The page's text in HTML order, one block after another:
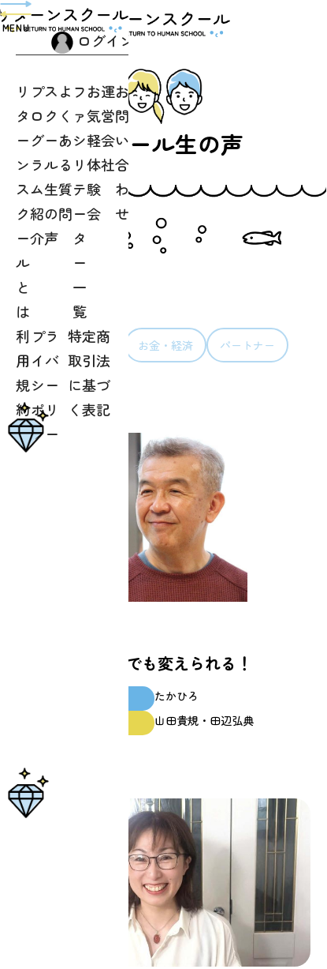
toggle
navigation
MENU
ログイン
リ
タ
ー
ン
ス
ク
ー
ル
と
は
プ
ロ
グ
ラ
ム
紹
介
ス
ク
ー
ル
生
の
声
よ
く
あ
る
質
問
フ
ァ
シ
リ
テ
ー
タ
ー
一
覧
お
気
軽
体
験
会
運
営
会
社
お
問
い
合
わ
せ
利
用
規
約
プラ
イバ
シー
ポリ
シー
特定商
取引法
に基づ
く表記
スクール生の声
カテゴリ
すべて 仕事 お金・経済
パートナー
家族
健康
人生は何歳からでも変えられる！
たかひろ
山田貴規・田辺弘典